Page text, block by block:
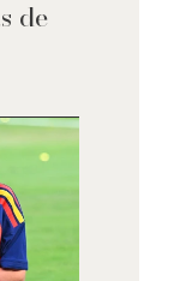
de